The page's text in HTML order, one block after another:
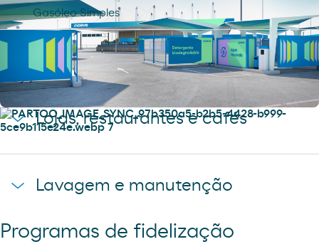
Gasóleo Simples
Serviços
Encontre tudo o que precisa para si e
para o seu veículo.
Lojas, restaurantes e cafés
Lavagem e manutenção
Aspiração
Programas de fidelização